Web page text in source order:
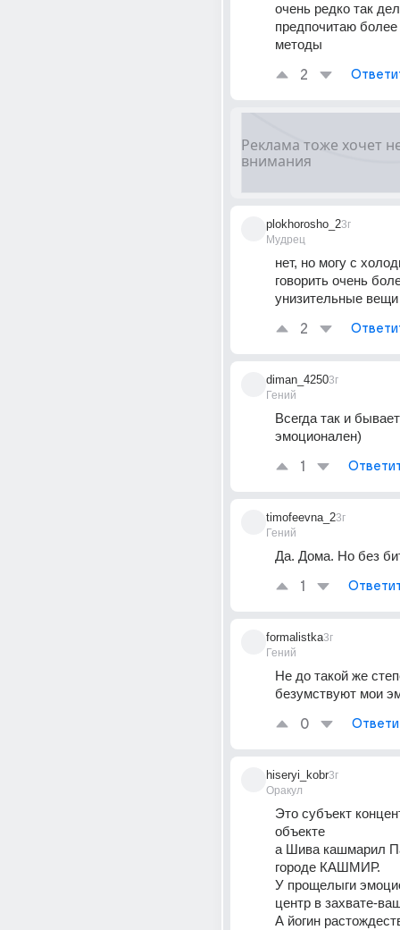
очень редко так
предпочитаю более
методы
2
plokhorosho_2
Мудрец
3г
нет, но могу с
говорить очень
унизительные вещи
2
diman_4250
Гений
3г
Всегда так и
эмоционален)
1
timofeevna_2
Гений
3г
Да. Дома. Но без
1
formalistka
Гений
3г
Не до такой же
безумствуют мои
0
hiseryi_kobr
Оракул
3г
Это субъект
объекте
а Шива кашмарил
городе КАШМИР.
У прощелыги
центр в захвате-
А йогин